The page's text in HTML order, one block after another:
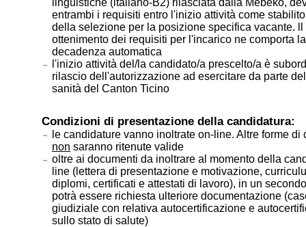
linguistiche (italiano-B2) rilasciata dalla Mebeko,
entrambi i requisiti entro l'inizio attività come
della selezione per la posizione specifica vacante. ll
ottenimento dei requisiti per l'incarico ne comporta la
decadenza automatica
l'inizio attività del/la candidato/a prescelto/a è
rilascio dell'autorizzazione ad esercitare da parte
sanità del Canton Ticino
Condizioni di presentazione della candidatura:
le candidature vanno inoltrate on-line. Altre forme di
non saranno ritenute valide
oltre ai documenti da inoltrare al momento della
line (lettera di presentazione e motivazione,
diplomi, certificati e attestati di lavoro), in un
potrà essere richiesta ulteriore documentazione
giudiziale con relativa autocertificazione e
sullo stato di salute)